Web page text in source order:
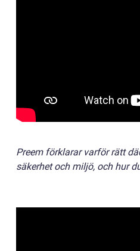
Preem förklarar varför rätt
säkerhet och miljö, och hur